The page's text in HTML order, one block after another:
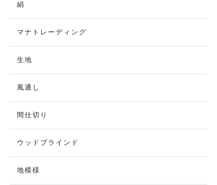
絹
マナトレーディング
生地
風通し
間仕切り
ウッドブラインド
地模様